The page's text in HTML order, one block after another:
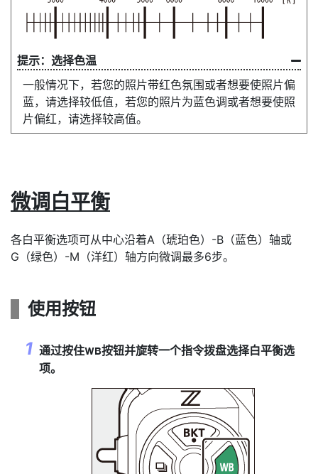
选择色温
一般情况下，若您的照片带红色氛围或者想要使照片偏
蓝，请选择较低值，若您的照片为蓝色调或者想要使照
片偏红，请选择较高值。
微调白平衡
各白平衡选项可从中心沿着A（琥珀色）-B（蓝色）轴或
G（绿色）-M（洋红）轴方向微调最多6步。
使用按钮
通过按住U按钮并旋转一个指令拨盘选择白平衡选
项。